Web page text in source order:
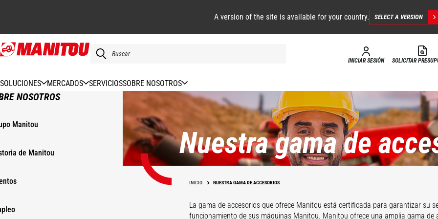
Pasar
al
A version of the site is available for your country. SELECT A VERSION
INICIAR SESIÓN SOLICITAR
SOLUCIONES MERCADOS SERVICIOSSOBRE NOSOTROS
NOSOTROS
Manitou
de Manitou Nuestra gama de
INICIO NUESTRA GAMA DE ACCESORIOS
La gama de accesorios que ofrece Manitou está certificada para garantizar su
funcionamiento de sus máquinas Manitou. Manitou ofrece una amplia gama de
Pinzas
Cubiletes